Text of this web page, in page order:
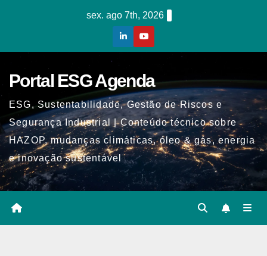
sex. ago 7th, 2026
Portal ESG Agenda
ESG, Sustentabilidade, Gestão de Riscos e
Segurança Industrial | Conteúdo técnico sobre
HAZOP, mudanças climáticas, óleo & gás, energia
e inovação sustentável